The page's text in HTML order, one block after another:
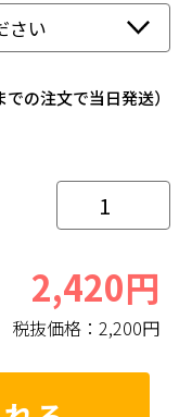
の注文で当日発送）
2,420円
税抜価格： 2,200円